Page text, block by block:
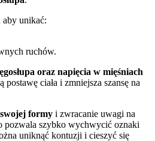
aby unikać:
ruchów.
oraz napięcia w mięśniach
postawę ciała i zmniejsza szansę na
formy i zwracanie uwagi na
pozwala szybko wychwycić oznaki
uniknąć kontuzji i cieszyć się